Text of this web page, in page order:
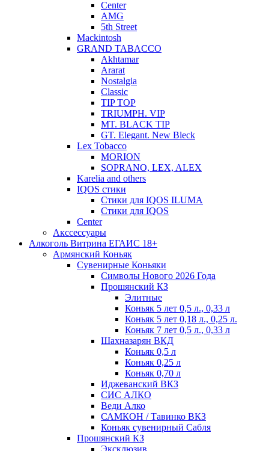
Center
AMG
5th Street
Mackintosh
GRAND TABACCO
Akhtamar
Ararat
Nostalgia
Classic
TIP TOP
TRIUMPH. VIP
MT. BLACK TIP
GT. Elegant. New Bleck
Lex Tobacco
MORION
SOPRANO, LEX, ALEX
Karelia and others
IQOS стики
Стики для IQOS ILUMA
Стики для IQOS
Сenter
Акссессуары
Алкоголь Витрина ЕГАИС 18+
Армянский Коньяк
Сувенирные Коньяки
Символы Нового 2026 Года
Прошянский КЗ
Элитные
Коньяк 5 лет 0,5 л., 0,33 л
Коньяк 5 лет 0,18 л., 0,25 л.
Коньяк 7 лет 0,5 л., 0,33 л
Шахназарян ВКД
Коньяк 0,5 л
Коньяк 0,25 л
Коньяк 0,70 л
Иджеванский ВКЗ
СИС АЛКО
Веди Алко
САМКОН / Тавинко ВКЗ
Коньяк сувенирный Сабля
Прошянский КЗ
Эксклюзив